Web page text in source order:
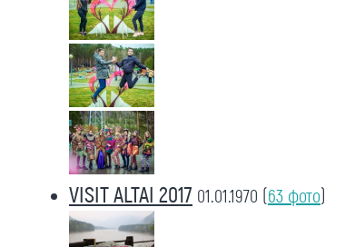
VISIT ALTAI 2017 01.01.1970 (63 фото)